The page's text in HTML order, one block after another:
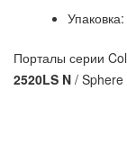
Порталы серии
2520LS N / Sphere